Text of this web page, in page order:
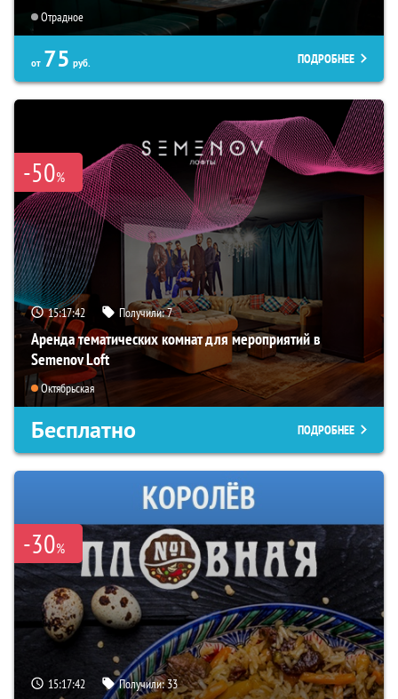
Отрадное
от 75 руб. ПОДРОБНЕЕ
-50%
15:17:41 Получили:7
Аренда тематических комнат для мероприятий в
Semenov Loft
Октябрьская
Бесплатно ПОДРОБНЕЕ
-30%
15:17:41 Получили:33